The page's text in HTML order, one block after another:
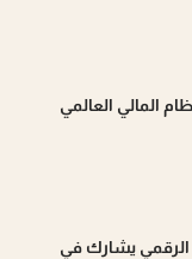
المالي العالمي
الرقمي يشارك في